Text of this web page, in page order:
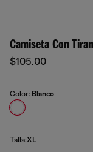
Camiseta Con
$105.00
Color: Blanco
Talla:XL